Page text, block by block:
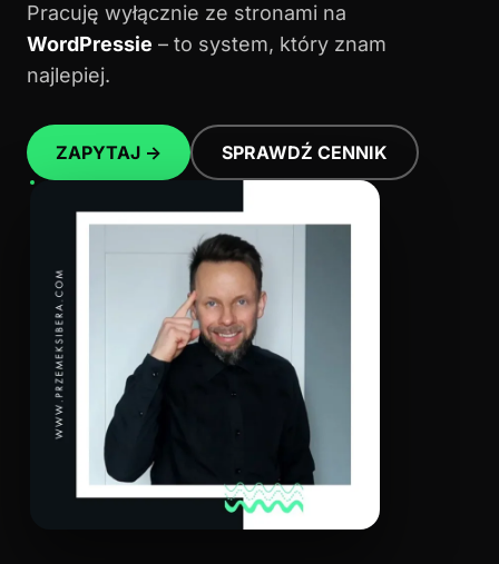
Pracuję wyłącznie ze stronami na
WordPressie – to system, który znam
najlepiej.
ZAPYTAJ → SPRAWDŹ CENNIK